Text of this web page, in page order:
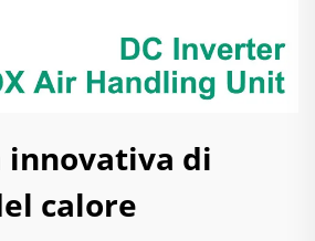
innovativa di
calore